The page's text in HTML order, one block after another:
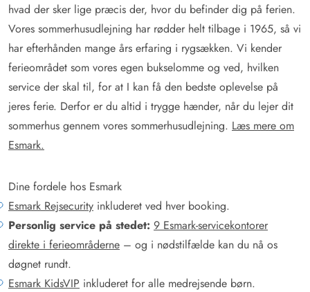
hvad der sker lige præcis der, hvor du befinder dig på ferien.
Vores sommerhusudlejning har rødder helt tilbage i 1965, så vi
har efterhånden mange års erfaring i rygsækken. Vi kender
ferieområdet som vores egen bukselomme og ved, hvilken
service der skal til, for at I kan få den bedste oplevelse på
jeres ferie. Derfor er du altid i trygge hænder, når du lejer dit
sommerhus gennem vores sommerhusudlejning. Læs mere om
Esmark.
Dine fordele hos Esmark
Esmark Rejsecurity inkluderet ved hver booking.
Personlig service på stedet: 9 Esmark-servicekontorer
direkte i ferieområderne – og i nødstilfælde kan du nå os
døgnet rundt.
Esmark KidsVIP inkluderet for alle medrejsende børn.